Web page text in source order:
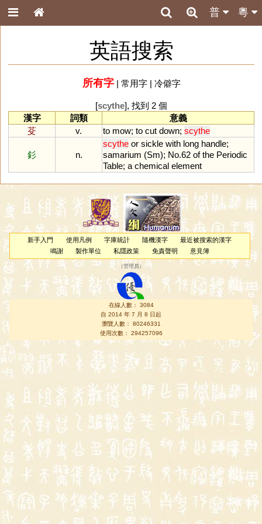
粵
普
英語搜索
所有字| 常用字| 冷僻字
[scythe], 找到 2 個
漢字
詞類
意義
芟
v. to mow; to cut down; scythe
釤 n.
scythe or sickle with long handle;
samarium (Sm); No.62 of the Periodic
Table; a chemical element
新手入門 使用凡例 字庫統計 隨機漢字
最近被搜索的漢字
鳴謝
製作單位 私隱政策 免責聲明 意見簿
（管理員 ）
在線人數： 3084
自 2014 年 7 月 8 日起
瀏覽人數： 80246331
使用次數： 294257096